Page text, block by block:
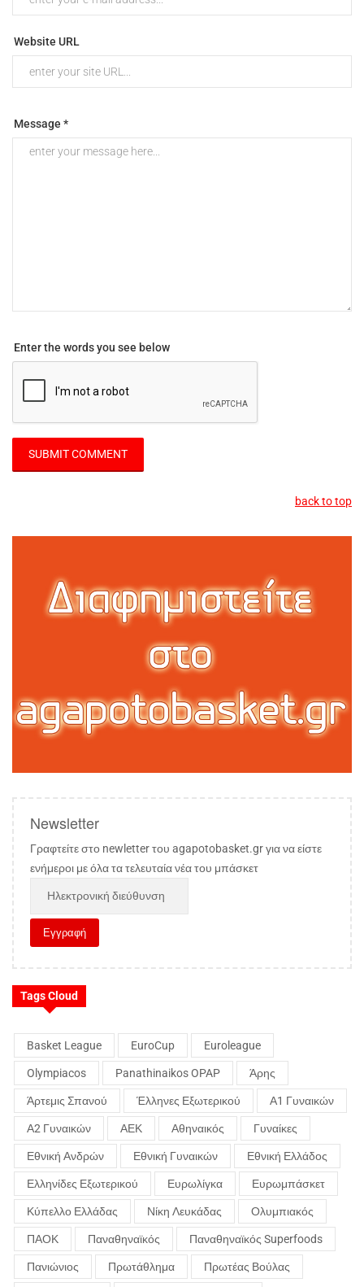
Website URL
Message *
Enter the words you see below
back to top
Newsletter
Γραφτείτε στο newletter του agapotobasket.gr για να είστε
ενήμεροι με όλα τα τελευταία νέα του μπάσκετ
Tags Cloud
Basket League EuroCup Euroleague
Olympiacos Panathinaikos OPAP Άρης
Άρτεμις Σπανού Έλληνες Εξωτερικού Α1 Γυναικών
Α2 Γυναικών ΑΕΚ Αθηναικός Γυναίκες
Εθνική Ανδρών Εθνική Γυναικών Εθνική Ελλάδος
Ελληνίδες Εξωτερικού Ευρωλίγκα Ευρωμπάσκετ
Κύπελλο Ελλάδας Νίκη Λευκάδας Ολυμπιακός
ΠΑΟΚ Παναθηναϊκός Παναθηναϊκός Superfoods
Πανιώνιος Πρωτάθλημα Πρωτέας Βούλας